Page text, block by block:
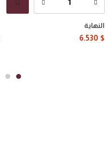
النهاية
6.530 $